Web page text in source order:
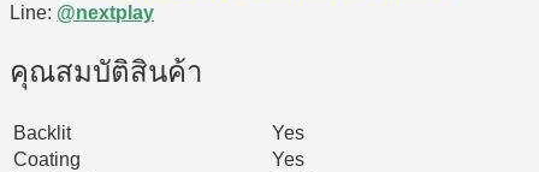
Line: @nextplay
คุณสมบัติสินค้า
Backlit
Yes
Coating
Yes